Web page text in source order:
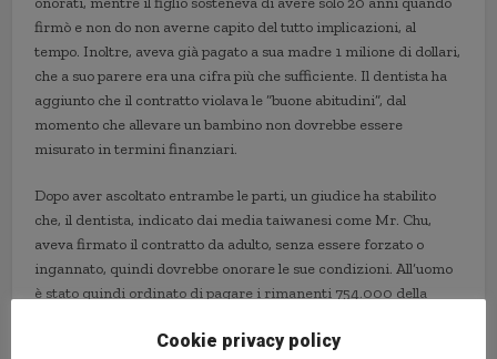
firmò e non do non averne capito del tutto implicazioni, al
tempo. Inoltre, aveva già pagato a sua madre 1 milione di dollari,
che a suo parere era una cifra più che sufficiente. Il dentista ha
aggiunto che il contratto violava le “buone abitudini”, dal
momento che allevare un bambino non dovrebbe essere
misurato in termini finanziari.
Dopo aver ascoltato entrambe le parti, un giudice ha stabilito
che, il dentista, indicato dai media taiwanesi come Mr. Chu,
aveva firmato il contratto da adulto, senza essere forzato o
ingannato, quindi dovrebbe onorare le sue condizioni. All’uomo
è stato quindi ordinato di pagare i rimanenti 754.000 della
interessi che portavano il debito a sua madre a $ 967.000.
Cookie privacy policy